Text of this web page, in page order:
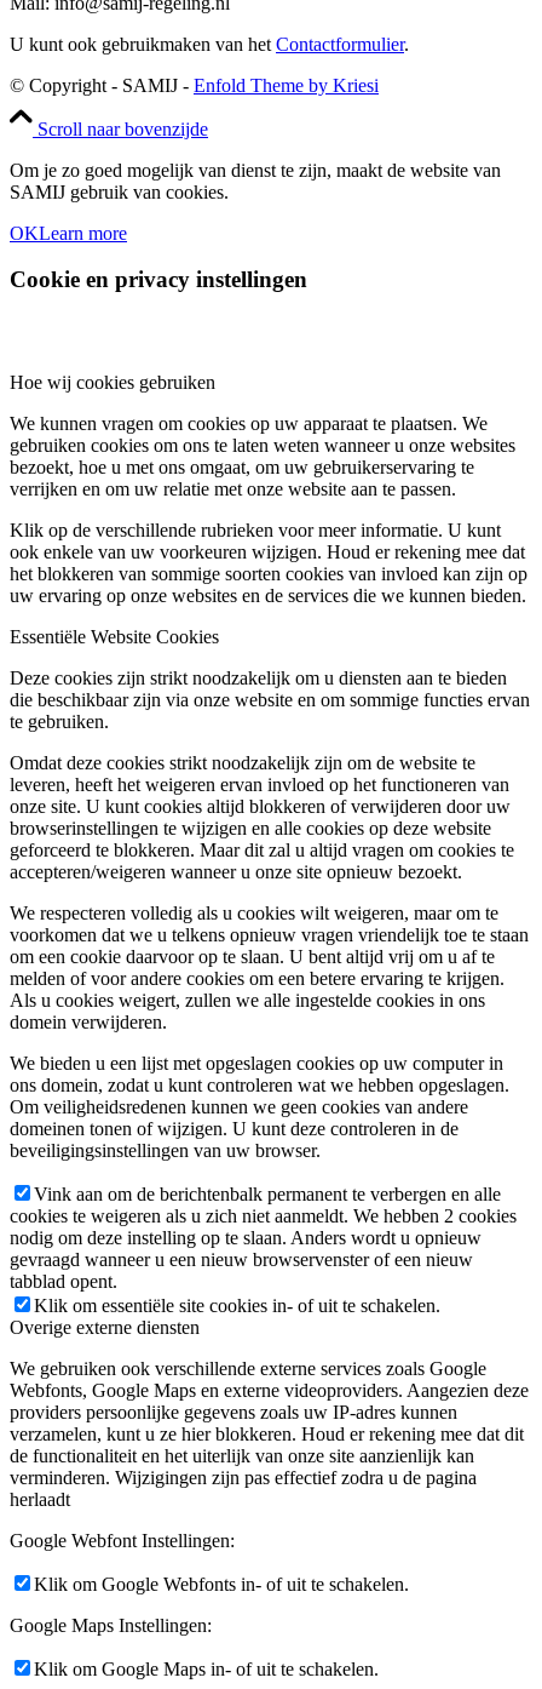
U kunt ook gebruikmaken van het Contactformulier.
© Copyright - SAMIJ - Enfold Theme by Kriesi
Scroll naar bovenzijde
Om je zo goed mogelijk van dienst te zijn, maakt de website van
SAMIJ gebruik van cookies.
OKLearn more
Cookie en privacy instellingen
Hoe wij cookies gebruiken
We kunnen vragen om cookies op uw apparaat te plaatsen. We
gebruiken cookies om ons te laten weten wanneer u onze websites
bezoekt, hoe u met ons omgaat, om uw gebruikerservaring te
verrijken en om uw relatie met onze website aan te passen.
Klik op de verschillende rubrieken voor meer informatie. U kunt
ook enkele van uw voorkeuren wijzigen. Houd er rekening mee dat
het blokkeren van sommige soorten cookies van invloed kan zijn op
uw ervaring op onze websites en de services die we kunnen bieden.
Essentiële Website Cookies
Deze cookies zijn strikt noodzakelijk om u diensten aan te bieden
die beschikbaar zijn via onze website en om sommige functies ervan
te gebruiken.
Omdat deze cookies strikt noodzakelijk zijn om de website te
leveren, heeft het weigeren ervan invloed op het functioneren van
onze site. U kunt cookies altijd blokkeren of verwijderen door uw
browserinstellingen te wijzigen en alle cookies op deze website
geforceerd te blokkeren. Maar dit zal u altijd vragen om cookies te
accepteren/weigeren wanneer u onze site opnieuw bezoekt.
We respecteren volledig als u cookies wilt weigeren, maar om te
voorkomen dat we u telkens opnieuw vragen vriendelijk toe te staan
om een cookie daarvoor op te slaan. U bent altijd vrij om u af te
melden of voor andere cookies om een betere ervaring te krijgen.
Als u cookies weigert, zullen we alle ingestelde cookies in ons
domein verwijderen.
We bieden u een lijst met opgeslagen cookies op uw computer in
ons domein, zodat u kunt controleren wat we hebben opgeslagen.
Om veiligheidsredenen kunnen we geen cookies van andere
domeinen tonen of wijzigen. U kunt deze controleren in de
beveiligingsinstellingen van uw browser.
Vink aan om de berichtenbalk permanent te verbergen en alle
cookies te weigeren als u zich niet aanmeldt. We hebben 2 cookies
nodig om deze instelling op te slaan. Anders wordt u opnieuw
gevraagd wanneer u een nieuw browservenster of een nieuw
tabblad opent.
Klik om essentiële site cookies in- of uit te schakelen.
Overige externe diensten
We gebruiken ook verschillende externe services zoals Google
Webfonts, Google Maps en externe videoproviders. Aangezien deze
providers persoonlijke gegevens zoals uw IP-adres kunnen
verzamelen, kunt u ze hier blokkeren. Houd er rekening mee dat dit
de functionaliteit en het uiterlijk van onze site aanzienlijk kan
verminderen. Wijzigingen zijn pas effectief zodra u de pagina
herlaadt
Google Webfont Instellingen:
Klik om Google Webfonts in- of uit te schakelen.
Google Maps Instellingen:
Klik om Google Maps in- of uit te schakelen.